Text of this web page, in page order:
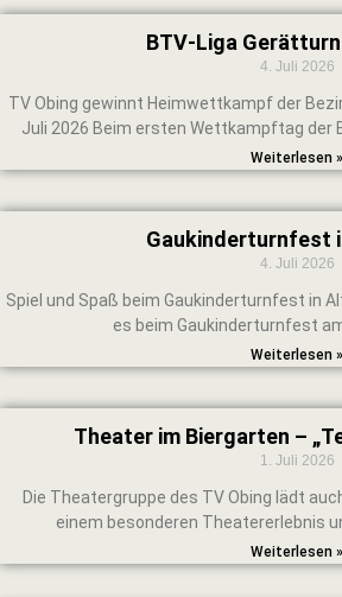
BTV‑Liga
4. Juli 2026
TV Obing gewinnt Heimwettkampf der
Juli 2026 Beim ersten Wettkampftag der
Weiterlesen »
Gaukinderturnfest
4. Juli 2026
Spiel und Spaß beim Gaukinderturnfest in
es beim Gaukinderturnfest
Weiterlesen »
Theater im Biergarten –
1. Juli 2026
Die Theatergruppe des TV Obing lädt
einem besonderen Theatererlebnis
Weiterlesen »